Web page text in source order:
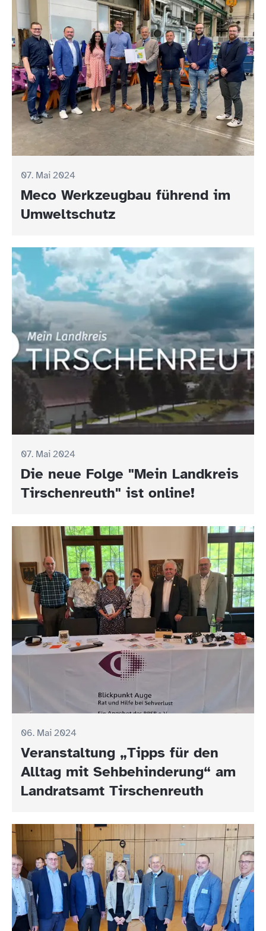
07. Mai 2024
Meco Werkzeugbau führend im
Umweltschutz
07. Mai 2024
Die neue Folge "Mein Landkreis
Tirschenreuth" ist online!
06. Mai 2024
Veranstaltung „Tipps für den
Alltag mit Sehbehinderung“ am
Landratsamt Tirschenreuth